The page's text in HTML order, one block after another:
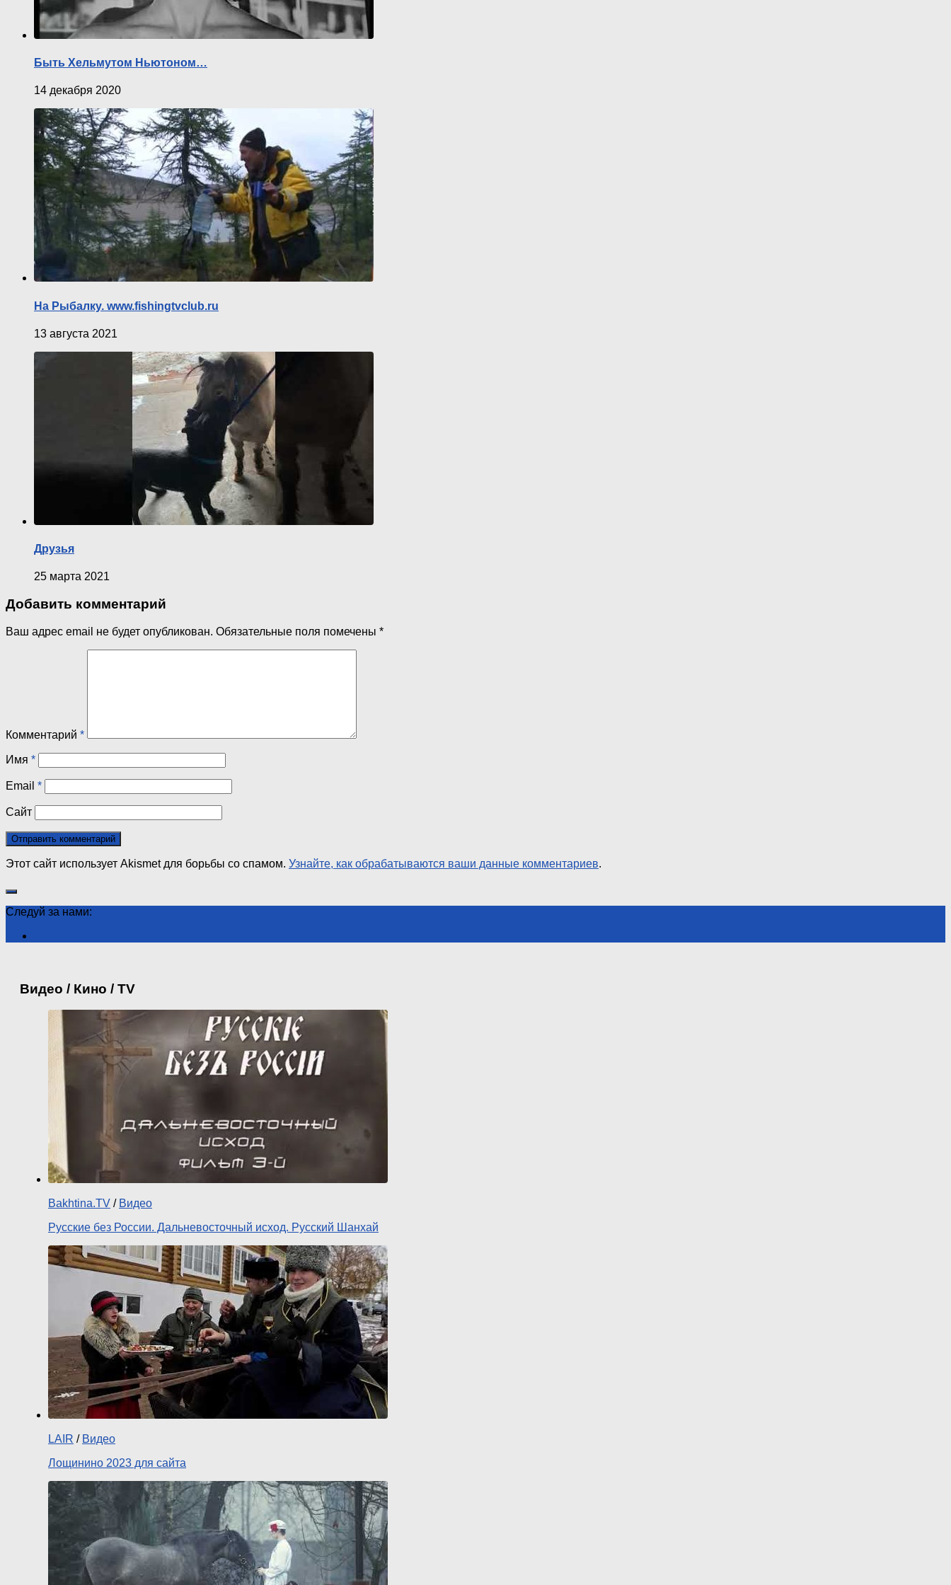
Быть Хельмутом Ньютоном…
14 декабря 2020
На Рыбалку. www.fishingtvclub.ru
13 августа 2021
Друзья
25 марта 2021
Добавить комментарий
Ваш адрес email не будет опубликован. Обязательные поля помечены *
Комментарий *
Имя *
Email *
Сайт
Этот сайт использует Akismet для борьбы со спамом. Узнайте, как обрабатываются ваши данные комментариев.
Следуй за нами:
Видео / Кино / TV
Bakhtina.TV / Видео
Русские без России. Дальневосточный исход. Русский Шанхай
LAIR / Видео
Лощинино 2023 для сайта